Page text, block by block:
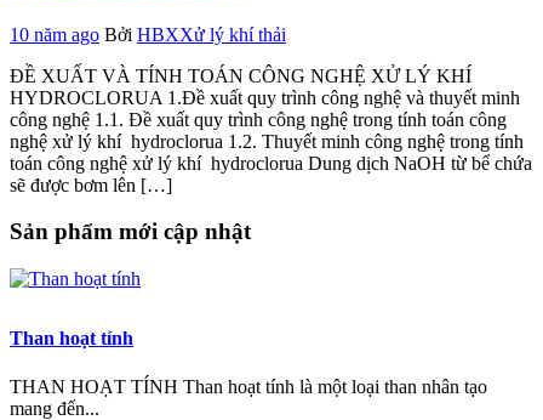
10 năm ago Bởi HBXXử lý khí thải
ĐỀ XUẤT VÀ TÍNH TOÁN CÔNG NGHỆ XỬ LÝ KHÍ
HYDROCLORUA 1.Đề xuất quy trình công nghệ và thuyết minh
công nghệ 1.1. Đề xuất quy trình công nghệ trong tính toán công
nghệ xử lý khí hydroclorua 1.2. Thuyết minh công nghệ trong tính
toán công nghệ xử lý khí hydroclorua Dung dịch NaOH từ bể chứa
sẽ được bơm lên […]
Sản phẩm mới cập nhật
Than hoạt tính
THAN HOẠT TÍNH Than hoạt tính là một loại than nhân tạo
mang đến...